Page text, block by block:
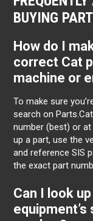
BUYING
How do I
correct Cat
machine or
To make sure
search on
number (best) or at
up a part, use the
and reference SIS
the exact part
Can I look
equipment’s